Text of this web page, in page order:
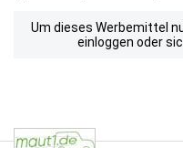
Um dieses Werbemittel
einloggen oder